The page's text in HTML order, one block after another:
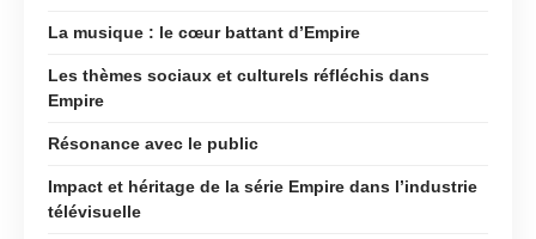
La musique : le cœur battant d’Empire
Les thèmes sociaux et culturels réfléchis dans
Empire
Résonance avec le public
Impact et héritage de la série Empire dans l’industrie
télévisuelle